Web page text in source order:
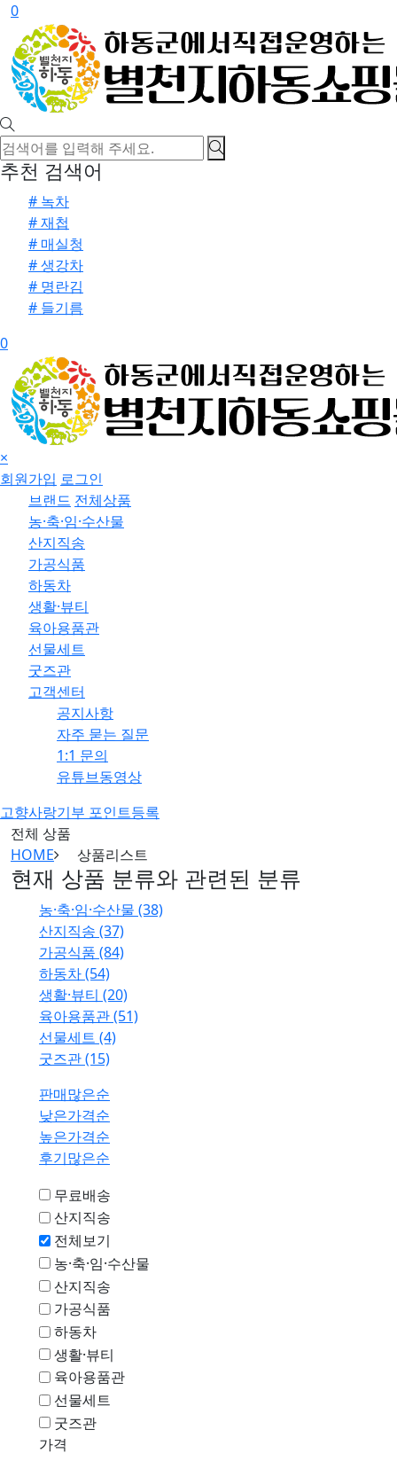
0
추천 검색어
# 녹차
# 재첩
# 매실청
# 생강차
# 명란김
# 들기름
0
×
회원가입 로그인
브랜드 전체상품
농·축·임·수산물
산지직송
가공식품
하동차
생활·뷰티
육아용품관
선물세트
굿즈관
고객센터
공지사항
자주 묻는 질문
1:1 문의
유튜브동영상
고향사랑기부 포인트등록
전체 상품
HOME
상품리스트
현재 상품 분류와 관련된 분류
농·축·임·수산물 (38)
산지직송 (37)
가공식품 (84)
하동차 (54)
생활·뷰티 (20)
육아용품관 (51)
선물세트 (4)
굿즈관 (15)
판매많은순
낮은가격순
높은가격순
후기많은순
무료배송
산지직송
전체보기
농·축·임·수산물
산지직송
가공식품
하동차
생활·뷰티
육아용품관
선물세트
굿즈관
가격